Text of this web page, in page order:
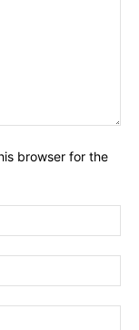
browser for the